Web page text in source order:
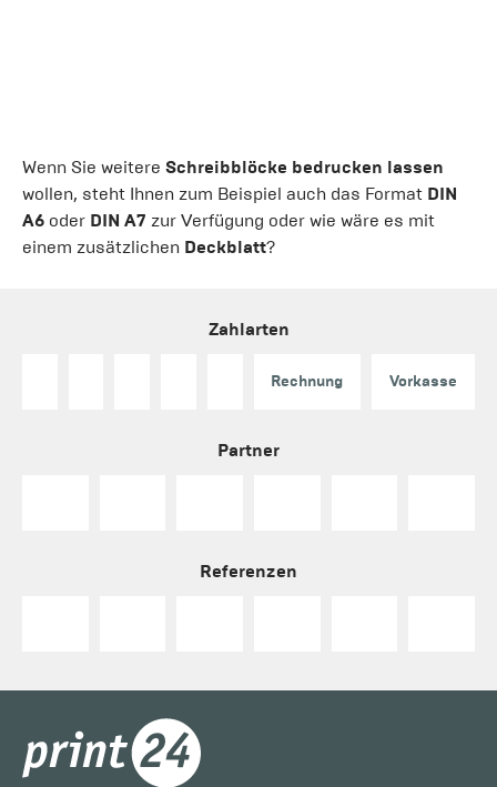
Wenn Sie weitere Schreibblöcke bedrucken lassen
wollen, steht Ihnen zum Beispiel auch das Format DIN
A6 oder DIN A7 zur Verfügung oder wie wäre es mit
einem zusätzlichen Deckblatt?
Zahlarten
Rechnung Vorkasse
Partner
Referenzen